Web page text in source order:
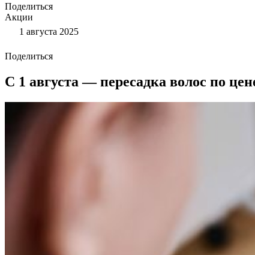
Поделиться
Акции
1 августа 2025
Поделиться
С 1 августа — пересадка волос по